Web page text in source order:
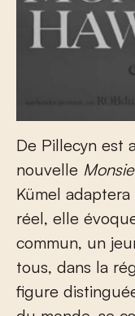
De Pillecyn est
nouvelle
Kümel
réel, elle
commun, un
tous, dans la
figure